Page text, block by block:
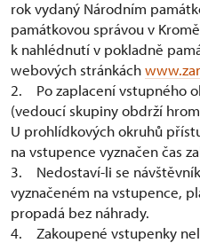
rok vydaný Národním
památkovou správou v
k nahlédnutí v pokladně
webových stránkách
2. Po zaplacení vstupného
(vedoucí skupiny obdrží
U prohlídkových okruhů
na vstupence vyznačen čas
3. Nedostaví-li se
vyznačeném na vstupence,
propadá bez náhrady.
4. Zakoupené vstupenky